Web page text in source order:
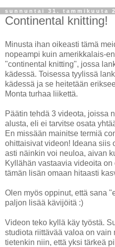
sunnuntai 31. tammikuuta
Continental knitting!
Minusta ihan oikeasti tämä
nopeampi kuin amerikkalais-
"continental knitting", jossa
kädessä. Toisessa tyylissä
kädessä ja se heitetään
Monta turhaa liikettä.
Päätin tehdä 3 videota, joissa
alusta, eli ei tarvitse osata
En missään mainitse termiä
ohittaisivat videon! Ideana siis
asti näinkin voi neuloa, aivan
Kyllähän vastaavia videoita
tämän lisän omaan hitaasti
Olen myös oppinut, että sana
paljon lisää kävijöitä :)
Videon teko kyllä käy työstä.
studiota riittävää valoa on vain
tietenkin niin, että yksi tärkeä